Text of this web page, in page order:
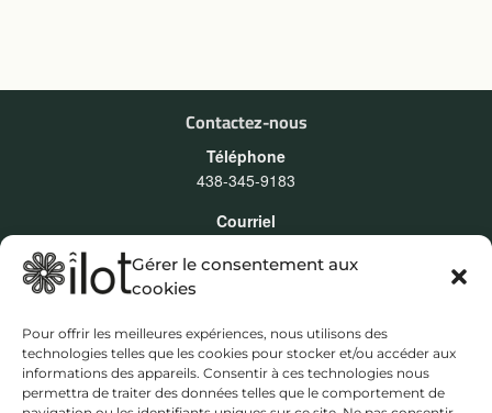
Gérer le consentement aux
cookies
Pour offrir les meilleures expériences, nous utilisons des
technologies telles que les cookies pour stocker et/ou accéder aux
informations des appareils. Consentir à ces technologies nous
permettra de traiter des données telles que le comportement de
Contactez-nous
Téléphone
438-345-9183
Courriel
Abonnez-vous
Restez informé.e.s au sujet de nos activités en vous abonnant à
notre infolettre
INFOLETTRE